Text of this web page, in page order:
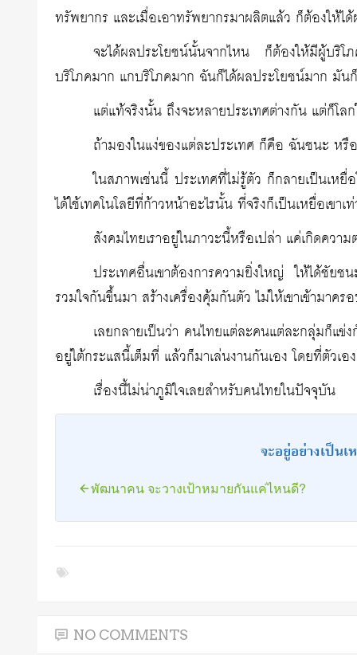
ทรัพยากร และเมื่อเอาทรัพยากรมาผลิตแล้ว ก็ต้องให้ไ
จะได้ผลประโยชน์นั้นจากไหน ก็ต้องให้มีผู้บริ
บริโภคมาก แกบริโภคมาก ฉันก็ได้ผลประโยชน์มาก มั
แต่แท้จริงนั้น ถึงจะหลายประเทศต่างกัน แต่ก็โล
ถ้ามองในแง่ของแต่ละประเทศ ก็คือ ฉันชนะ ห
ในสภาพเช่นนี้ ประเทศที่ไม่รู้ตัว ก็กลายเป็นเห
ได้ใช้เทคโนโลยีที่ก้าวหน้าอะไรนั้น ที่จริงก็เป็นเหยื่อเขา
สังคมไทยเราอยู่ในภาวะนี้หรือเปล่า แค่เกิดคว
ประเทศอื่นเขาต้องการความยิ่งใหญ่ ให้ได้ชัยชน
รวมใจกันขึ้นมา สร้างเครื่องคุ้มกันตัว ไม่ให้เขาเข้ามาค
เลยกลายเป็นว่า คนไทยแต่ละคนแต่ละกลุ่มก็แข่
อยู่ใต้กระแสนี้เต็มที่ แล้วก็มาเล่นงานกันเอง โดยที่ตัวเอ
เรื่องนี้ไม่น่าภูมิใจเลยสำหรับคนไทยในปัจจุบัน
จะอยู่อย่างเป็น
พัฒนาคน จะวางเป้าหมายกันแค่ไหนดี?
NO COMMENTS